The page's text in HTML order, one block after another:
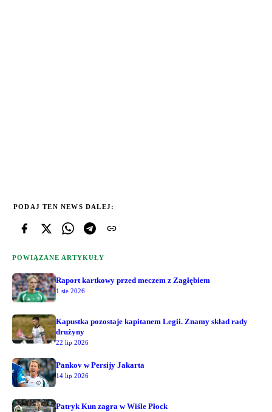
PODAJ TEN NEWS DALEJ:
POWIĄZANE ARTYKUŁY
Raport kartkowy przed meczem z Zagłębiem
1 sie 2026
Kapustka pozostaje kapitanem Legii. Znamy skład rady
drużyny
22 lip 2026
Pankov w Persijy Jakarta
14 lip 2026
Patryk Kun zagra w Wiśle Płock